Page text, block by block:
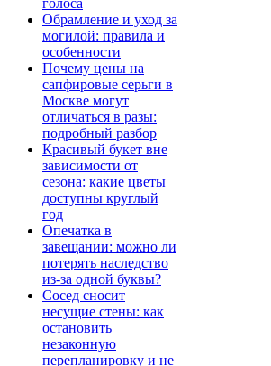
голоса
Обрамление и уход за
могилой: правила и
особенности
Почему цены на
сапфировые серьги в
Москве могут
отличаться в разы:
подробный разбор
Красивый букет вне
зависимости от
сезона: какие цветы
доступны круглый
год
Опечатка в
завещании: можно ли
потерять наследство
из-за одной буквы?
Сосед сносит
несущие стены: как
остановить
незаконную
перепланировку и не